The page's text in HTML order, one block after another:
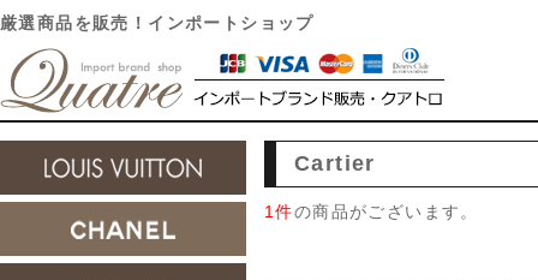
厳選商品を販売！インポートショップ
Cartier
1件の商品がございます。